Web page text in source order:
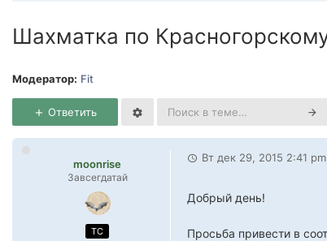
Шахматка по
Модератор: Fit
Ответить
moonrise
Завсегдатай
TC
Вт дек 29, 2015 2:41 pm
Добрый день!
Просьба привести в